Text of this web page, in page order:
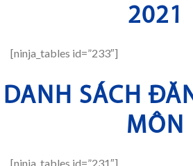
2021
[ninja_tables id=”233″]
DANH SÁCH
MÔN
[ninja_tables id=”231″]